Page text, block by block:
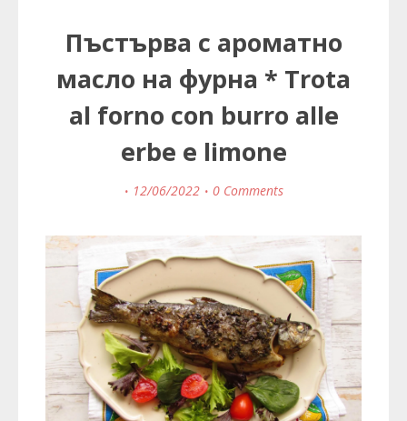
Пъстърва с ароматно
масло на фурна * Trota
al forno con burro alle
erbe e limone
12/06/2022 0 Comments